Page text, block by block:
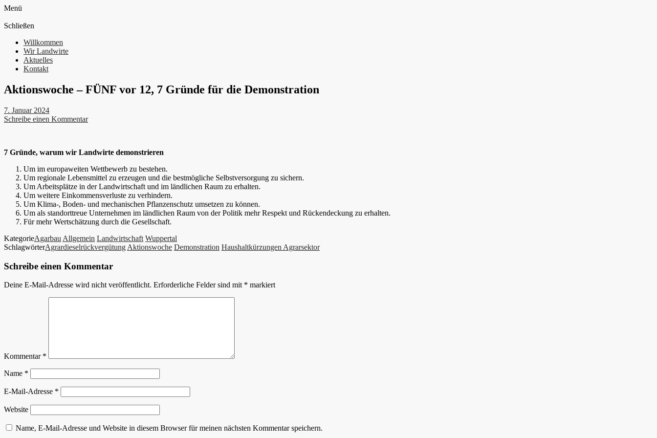
Menü
Schließen
Willkommen
Wir Landwirte
Aktuelles
Kontakt
Aktionswoche – FÜNF vor 12, 7 Gründe für die Demonstration
7. Januar 2024
Schreibe einen Kommentar
7 Gründe, warum wir Landwirte demonstrieren
Um im europaweiten Wettbewerb zu bestehen.
Um regionale Lebensmittel zu erzeugen und die bestmögliche Selbstversorgung zu sichern.
Um Arbeitsplätze in der Landwirtschaft und im ländlichen Raum zu erhalten.
Um weitere Einkommensverluste zu verhindern.
Um Klima-, Boden- und mechanischen Pflanzenschutz umsetzen zu können.
Um als standorttreue Unternehmen im ländlichen Raum von der Politik mehr Respekt und Rückendeckung zu erhalten.
Für mehr Wertschätzung durch die Gesellschaft.
KategorieAgarbau Allgemein Landwirtschaft Wuppertal
SchlagwörterAgrardieselrückvergütung Aktionswoche Demonstration Haushaltkürzungen Agrarsektor
Schreibe einen Kommentar
Deine E-Mail-Adresse wird nicht veröffentlicht. Erforderliche Felder sind mit * markiert
Kommentar *
Name *
E-Mail-Adresse *
Website
Name, E-Mail-Adresse und Website in diesem Browser für meinen nächsten Kommentar speichern.